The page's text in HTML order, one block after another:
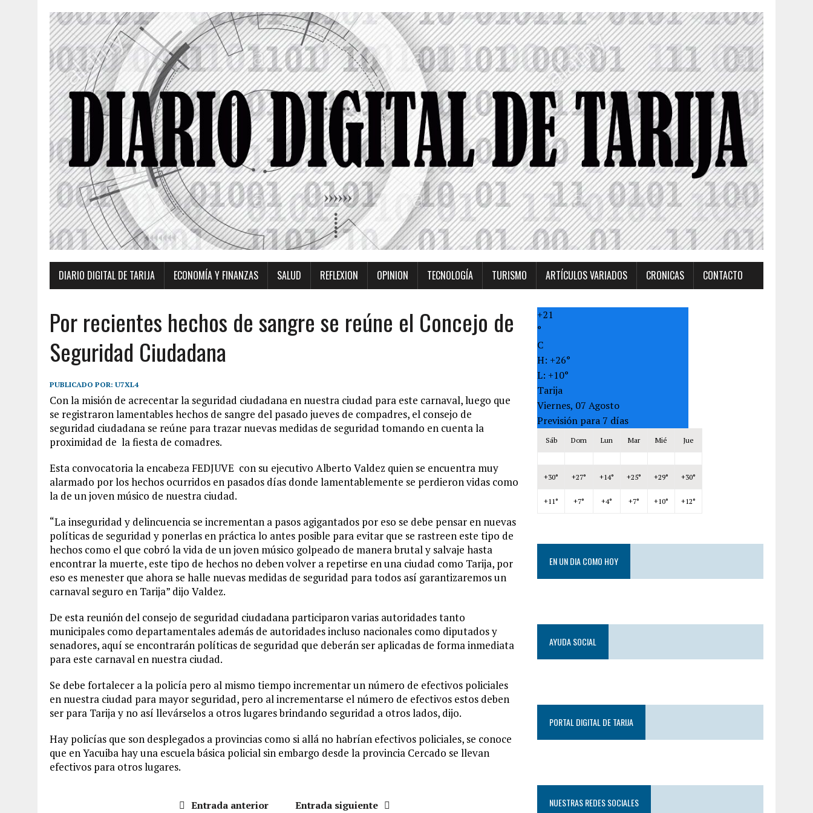
DIARIO DIGITAL DE TARIJA ECONOMÍA Y FINANZAS SALUD REFLEXION OPINION TECNOLOGÍA TURISMO ARTÍCULOS VARIADOS CRONICAS CONTACTO
Por recientes hechos de sangre se reúne el Concejo de
Seguridad Ciudadana
PUBLICADO POR: U7XL4
Con la misión de acrecentar la seguridad ciudadana en nuestra ciudad para este carnaval, luego que
se registraron lamentables hechos de sangre del pasado jueves de compadres, el consejo de
seguridad ciudadana se reúne para trazar nuevas medidas de seguridad tomando en cuenta la
proximidad de la fiesta de comadres.
Esta convocatoria la encabeza FEDJUVE con su ejecutivo Alberto Valdez quien se encuentra muy
alarmado por los hechos ocurridos en pasados días donde lamentablemente se perdieron vidas como
la de un joven músico de nuestra ciudad.
“La inseguridad y delincuencia se incrementan a pasos agigantados por eso se debe pensar en nuevas
políticas de seguridad y ponerlas en práctica lo antes posible para evitar que se rastreen este tipo de
hechos como el que cobró la vida de un joven músico golpeado de manera brutal y salvaje hasta
encontrar la muerte, este tipo de hechos no deben volver a repetirse en una ciudad como Tarija, por
eso es menester que ahora se halle nuevas medidas de seguridad para todos así garantizaremos un
carnaval seguro en Tarija” dijo Valdez.
De esta reunión del consejo de seguridad ciudadana participaron varias autoridades tanto
municipales como departamentales además de autoridades incluso nacionales como diputados y
senadores, aquí se encontrarán políticas de seguridad que deberán ser aplicadas de forma inmediata
para este carnaval en nuestra ciudad.
Se debe fortalecer a la policía pero al mismo tiempo incrementar un número de efectivos policiales
en nuestra ciudad para mayor seguridad, pero al incrementarse el número de efectivos estos deben
ser para Tarija y no así llevárselos a otros lugares brindando seguridad a otros lados, dijo.
Hay policías que son desplegados a provincias como si allá no habrían efectivos policiales, se conoce
que en Yacuiba hay una escuela básica policial sin embargo desde la provincia Cercado se llevan
efectivos para otros lugares.
Entrada anterior Entrada siguiente
+21
°
C
H: +26°
L: +10°
Tarija
Viernes, 07 Agosto
Previsión para 7 días
Sáb Dom Lun Mar Mié Jue
+30° +27° +14° +25° +29° +30°
+11° +7° +4° +7° +10° +12°
EN UN DIA COMO HOY
AYUDA SOCIAL
PORTAL DIGITAL DE TARIJA
NUESTRAS REDES SOCIALES